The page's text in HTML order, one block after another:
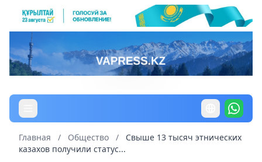
Главная / Общество /
Свыше 13 тысяч этнических
казахов получили статус...